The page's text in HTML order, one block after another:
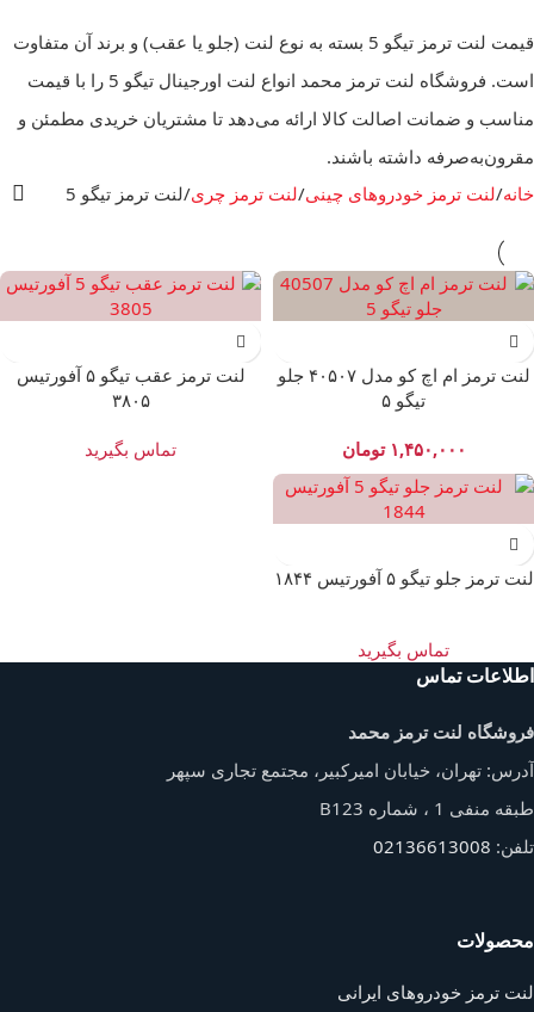
قیمت لنت ترمز تیگو 5 بسته به نوع لنت (جلو یا عقب) و برند آن متفاوت
است. فروشگاه لنت ترمز محمد انواع لنت اورجینال تیگو 5 را با قیمت
مناسب و ضمانت اصالت کالا ارائه می‌دهد تا مشتریان خریدی مطمئن و
مقرون‌به‌صرفه داشته باشند.
خانه لنت ترمز خودروهای چینی لنت ترمز چری لنت ترمز تیگو 5
لنت ترمز ام اچ کو مدل ۴۰۵۰۷ جلو
تیگو ۵
۱,۴۵۰,۰۰۰ تومان
لنت ترمز عقب تیگو ۵ آفورتیس
۳۸۰۵
تماس بگیرید
لنت ترمز جلو تیگو ۵ آفورتیس ۱۸۴۴
تماس بگیرید
اطلاعات تماس
فروشگاه لنت ترمز محمد
آدرس: تهران، خیابان امیرکبیر، مجتمع تجاری سپهر
طبقه منفی 1 ، شماره B123
تلفن: 02136613008
محصولات
لنت ترمز خودروهای ایرانی